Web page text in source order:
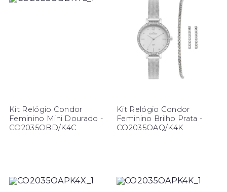
Kit Relógio Condor
Feminino Mini Dourado -
CO2035OBD/K4C
Kit Relógio Condor
Feminino Brilho Prata -
CO2035OAQ/K4K